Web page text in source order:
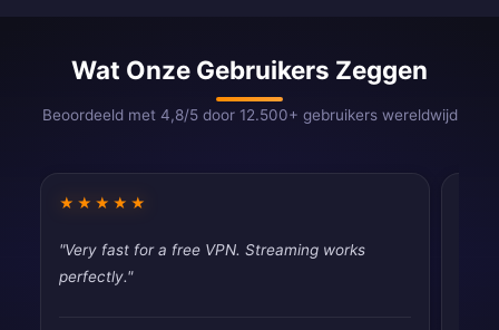
Wat Onze Gebruikers Zeggen
Beoordeeld met 4,8/5 door 12.500+ gebruikers wereldwijd
★★★★★
"Very fast for a free VPN. Streaming works
perfectly."